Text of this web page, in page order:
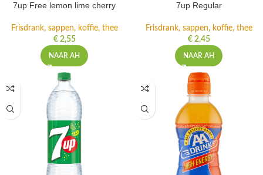
7up Free lemon lime cherry
Frisdrank, sappen, koffie, thee
€2,55
NAAR AH
7up Regular
Frisdrank, sappen, koffie, thee
€2,45
NAAR AH